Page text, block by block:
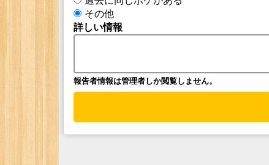
その他
詳しい情報
報告者情報は管理者しか閲覧しません。